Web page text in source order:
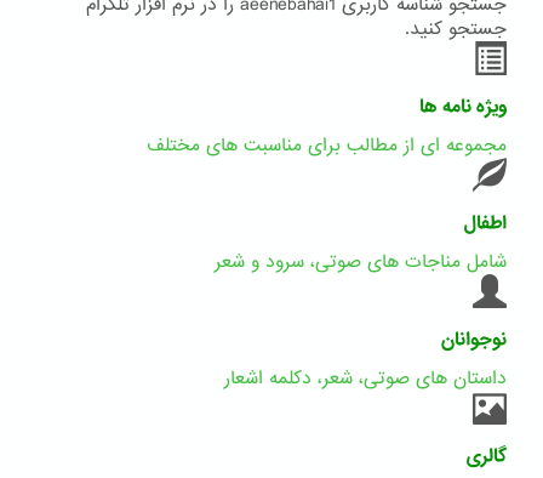
جستجو کنید.
ویژه نامه ها
مجموعه ای از مطالب برای مناسبت های مختلف
اطفال
شامل مناجات های صوتی، سرود و شعر
نوجوانان
داستان های صوتی، شعر، دکلمه اشعار
گالری